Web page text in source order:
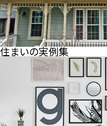
住まいの実例集